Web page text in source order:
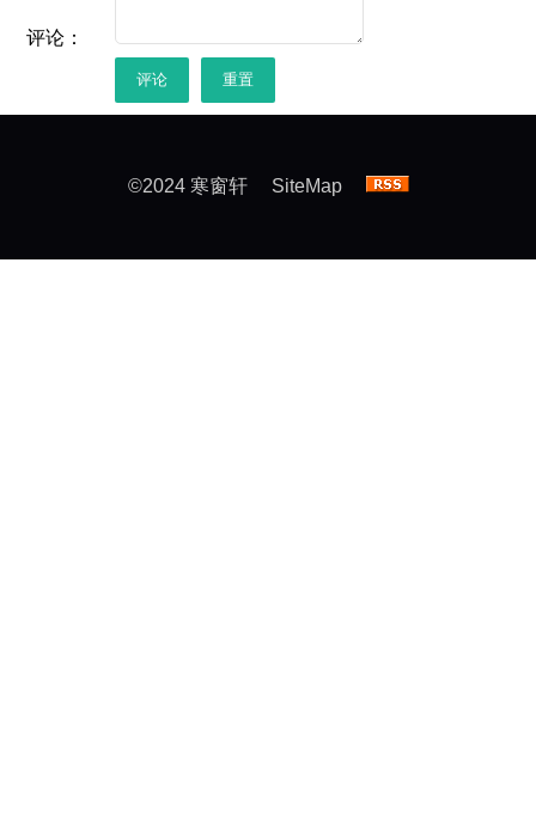
评论：
评论 重置
©2024 寒窗轩 SiteMap